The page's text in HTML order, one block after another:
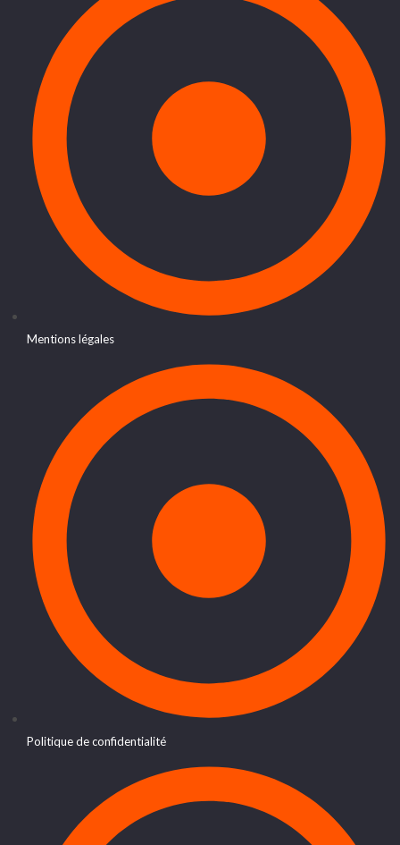
Mentions légales
Politique de confidentialité